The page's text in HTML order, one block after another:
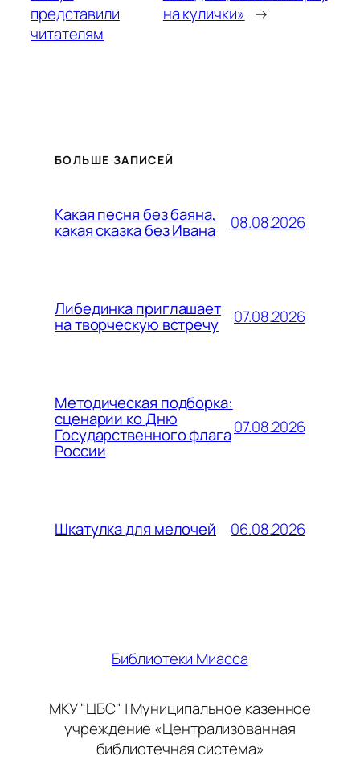
представили
читателям
на кулички» →
БОЛЬШЕ ЗАПИСЕЙ
Какая песня без баяна,
какая сказка без Ивана 08.08.2026
Либединка приглашает
на творческую встречу 07.08.2026
Методическая подборка:
сценарии ко Дню
Государственного флага
России
07.08.2026
Шкатулка для мелочей 06.08.2026
Библиотеки Миасса
МКУ "ЦБС" | Муниципальное казенное
учреждение «Централизованная
библиотечная система»